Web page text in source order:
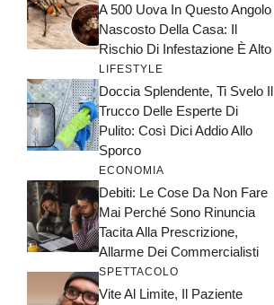
A 500 Uova In Questo Angolo
Nascosto Della Casa: Il
Rischio Di Infestazione È Alto
LIFESTYLE
Doccia Splendente, Ti Svelo Il
Trucco Delle Esperte Di
Pulito: Così Dici Addio Allo
Sporco
ECONOMIA
Debiti: Le Cose Da Non Fare
Mai Perché Sono Rinuncia
Tacita Alla Prescrizione,
Allarme Dei Commercialisti
SPETTACOLO
Vite Al Limite, Il Paziente